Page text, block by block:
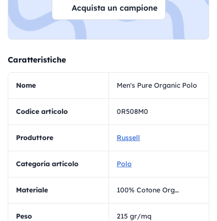
Acquista un campione
Caratteristiche
Nome Men's Pure Organic Polo
Codice articolo 0R508M0
Produttore Russell
Categoria articolo Polo
materiale 100% Cotone Organico
Peso 215 gr/mq